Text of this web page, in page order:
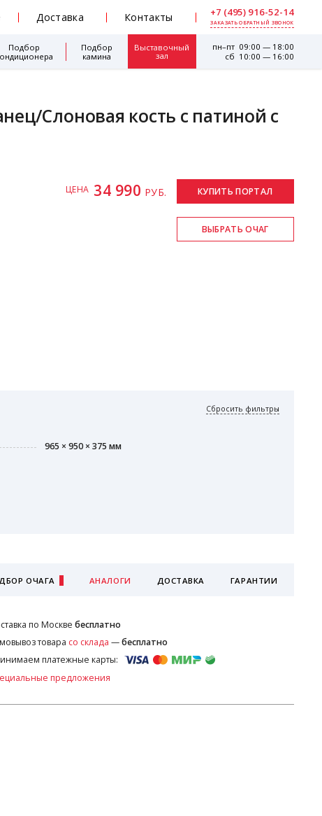
Доставка Контакты +7 (495) 916-52-14
ЗАКАЗАТЬ ОБРАТНЫЙ ЗВОНОК
Подбор
Подбор
камина
Выставочный
зал
пн–пт 09:00 — 18:00
сб 10:00 — 16:00
Cлоновая кость с патиной с
ЦЕНА 34 990 РУБ.
965 × 950 × 375 мм
Сбросить фильтры
ОЧАГА АНАЛОГИ ДОСТАВКА ГАРАНТИИ
по Москве бесплатно
товара со склада —бесплатно
платежные карты:
предложения